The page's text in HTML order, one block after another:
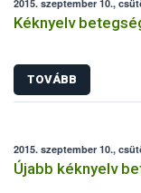
2015. szeptember 10.,
Kéknyelv
TOVÁBB
2015. szeptember 10.,
Újabb kéknyelv